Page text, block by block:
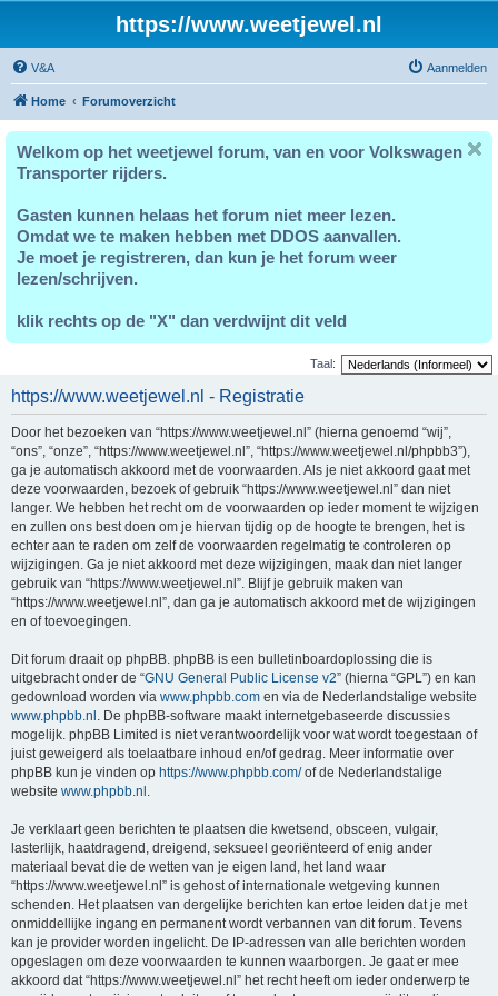
https://www.weetjewel.nl
V&A Aanmelden
Home Forumoverzicht
Welkom op het weetjewel forum, van en voor Volkswagen
Transporter rijders.
Gasten kunnen helaas het forum niet meer lezen.
Omdat we te maken hebben met DDOS aanvallen.
Je moet je registreren, dan kun je het forum weer
lezen/schrijven.
klik rechts op de "X" dan verdwijnt dit veld
Taal:
https://www.weetjewel.nl - Registratie
Door het bezoeken van “https://www.weetjewel.nl” (hierna genoemd “wij”,
“ons”, “onze”, “https://www.weetjewel.nl”, “https://www.weetjewel.nl/phpbb3”),
ga je automatisch akkoord met de voorwaarden. Als je niet akkoord gaat met
deze voorwaarden, bezoek of gebruik “https://www.weetjewel.nl” dan niet
langer. We hebben het recht om de voorwaarden op ieder moment te wijzigen
en zullen ons best doen om je hiervan tijdig op de hoogte te brengen, het is
echter aan te raden om zelf de voorwaarden regelmatig te controleren op
wijzigingen. Ga je niet akkoord met deze wijzigingen, maak dan niet langer
gebruik van “https://www.weetjewel.nl”. Blijf je gebruik maken van
“https://www.weetjewel.nl”, dan ga je automatisch akkoord met de wijzigingen
en of toevoegingen.
Dit forum draait op phpBB. phpBB is een bulletinboardoplossing die is
uitgebracht onder de “GNU General Public License v2” (hierna “GPL”) en kan
gedownload worden via www.phpbb.com en via de Nederlandstalige website
www.phpbb.nl . De phpBB-software maakt internetgebaseerde discussies
mogelijk. phpBB Limited is niet verantwoordelijk voor wat wordt toegestaan of
juist geweigerd als toelaatbare inhoud en/of gedrag. Meer informatie over
phpBB kun je vinden op https://www.phpbb.com/of de Nederlandstalige
website www.phpbb.nl .
Je verklaart geen berichten te plaatsen die kwetsend, obsceen, vulgair,
lasterlijk, haatdragend, dreigend, seksueel georiënteerd of enig ander
materiaal bevat die de wetten van je eigen land, het land waar
“https://www.weetjewel.nl” is gehost of internationale wetgeving kunnen
schenden. Het plaatsen van dergelijke berichten kan ertoe leiden dat je met
onmiddellijke ingang en permanent wordt verbannen van dit forum. Tevens
kan je provider worden ingelicht. De IP-adressen van alle berichten worden
opgeslagen om deze voorwaarden te kunnen waarborgen. Je gaat er mee
akkoord dat “https://www.weetjewel.nl” het recht heeft om ieder onderwerp te